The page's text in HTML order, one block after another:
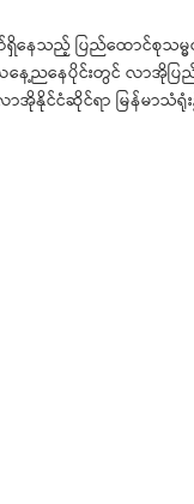
ေသည့် ပြည်ထောင်စုသမ္မ
ယနေ့ညနေပိုင်းတွင် လာအို
လာအိုနိုင်ငံဆိုင်ရာ မြန်မာ